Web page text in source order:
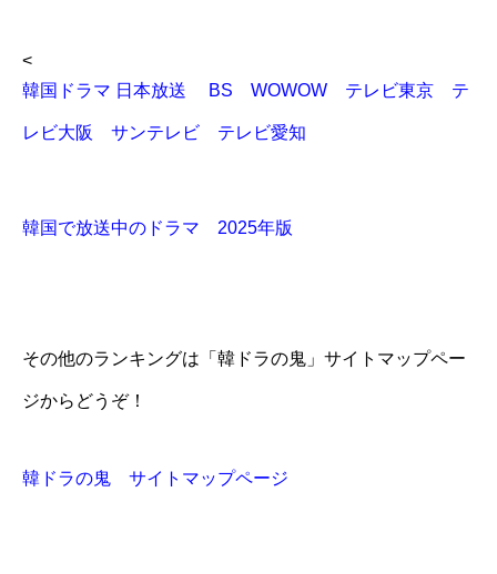
<
韓国ドラマ 日本放送 BS WOWOW テレビ東京 テ
レビ大阪 サンテレビ テレビ愛知
韓国で放送中のドラマ 2025年版
その他のランキングは「韓ドラの鬼」サイトマップペー
ジからどうぞ！
韓ドラの鬼 サイトマップページ